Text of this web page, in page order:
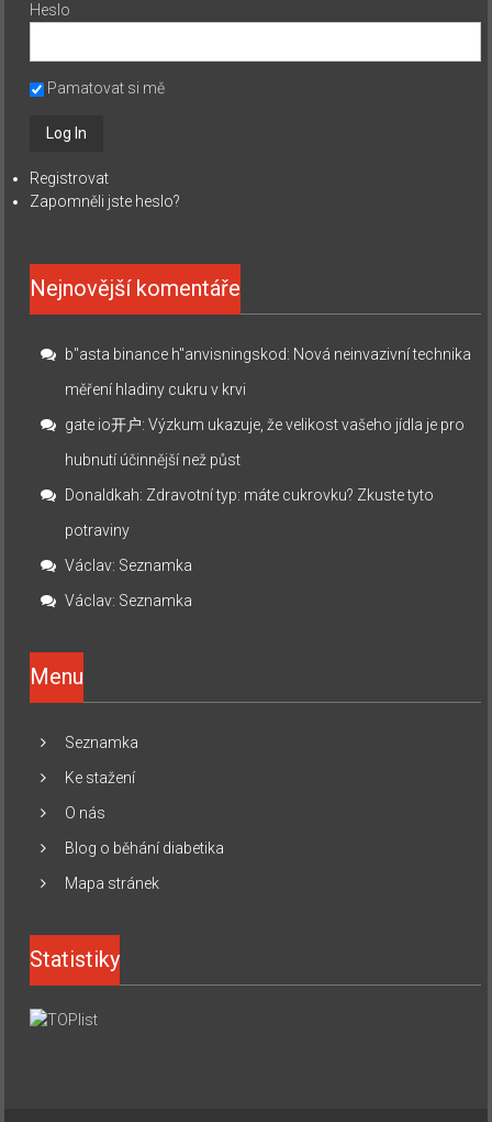
Heslo
Pamatovat si mě
Registrovat
Zapomněli jste heslo?
Nejnovější komentáře
b"asta binance h"anvisningskod: Nová neinvazivní technika
měření hladiny cukru v krvi
gate io开户:Výzkum ukazuje, že velikost vašeho jídla je pro
hubnutí účinnější než půst
Donaldkah: Zdravotní typ: máte cukrovku? Zkuste tyto
potraviny
Václav: Seznamka
Václav: Seznamka
Menu
Seznamka
Ke stažení
O nás
Blog o běhání diabetika
Mapa stránek
Statistiky